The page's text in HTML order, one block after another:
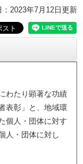
：2023年7月12日更新
わたり顕著な功績
表彰」と、地域環
個人・団体に対す
人・団体に対し